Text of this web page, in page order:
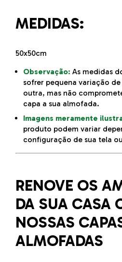
MEDIDAS:
50x50cm
Observação: As medidas
sofrer pequena variação
outra, mas não
capa a sua almofada.
Imagens meramente
produto podem variar
configuração de sua tela
RENOVE OS
DA SUA CASA
NOSSAS
ALMOFADAS